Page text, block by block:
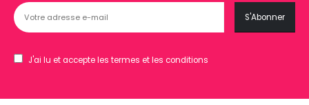
J'ai lu et accepte les termes et les conditions